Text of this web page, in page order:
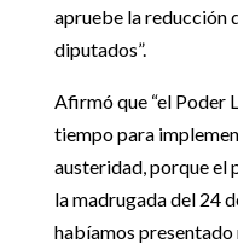
apruebe la reducción
diputados”.
Afirmó que “el Poder
tiempo para
austeridad, porque el
la madrugada del 24
habíamos